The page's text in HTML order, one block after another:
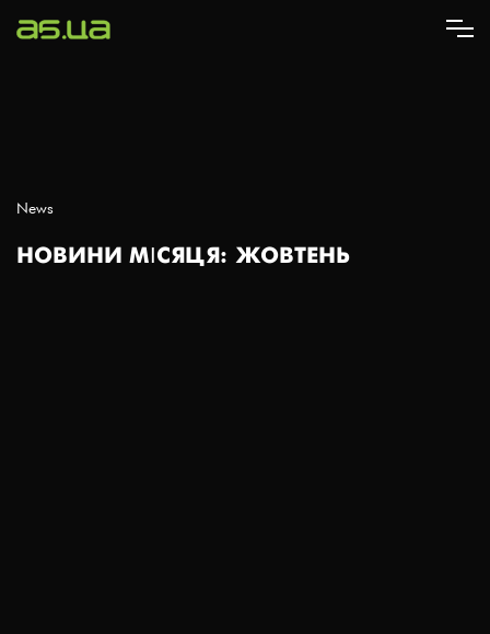
News
НОВИНИ МІСЯЦЯ: ЖОВТЕНЬ